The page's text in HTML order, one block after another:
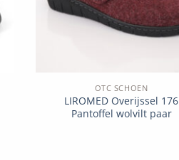
OTC SCHOEN
LIROMED Overijssel 176
Pantoffel wolvilt paar